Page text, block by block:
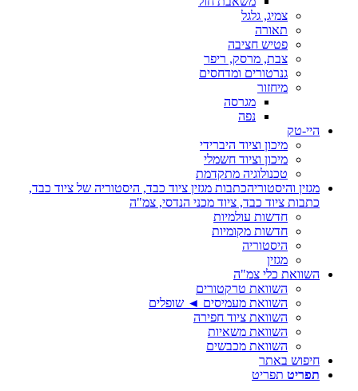
צמיג, גלגל
תאורה
פטיש חציבה
צבת, מרסק, ריפר
גנרטורים ומדחסים
מיחזור
מגרסה
נפה
היי-טק
מיכון וציוד היברידי
מיכון וציוד חשמלי
טכנולוגיה מתקדמת
מגזין והיסטוריהכתבות מגזין ציוד כבד, היסטוריה של ציוד כבד,
כתבות ציוד כבד, ציוד מכני הנדסי, צמ"ה
חדשות עולמיות
חדשות מקומיות
היסטוריה
מגזין
השוואת כלי צמ"ה
השוואת טרקטורים
השוואת מעמיסים ◄ שופלים
השוואת ציוד חפירה
השוואת משאיות
השוואת מכבשים
חיפוש באתר
תפריט תפריט